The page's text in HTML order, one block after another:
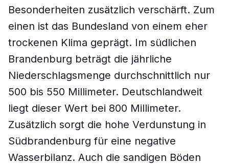
Besonderheiten zusätzlich verschärft. Zum
einen ist das Bundesland von einem eher
trockenen Klima geprägt. Im südlichen
Brandenburg beträgt die jährliche
Niederschlagsmenge durchschnittlich nur
500 bis 550 Millimeter. Deutschlandweit
liegt dieser Wert bei 800 Millimeter.
Zusätzlich sorgt die hohe Verdunstung in
Südbrandenburg für eine negative
Wasserbilanz. Auch die sandigen Böden